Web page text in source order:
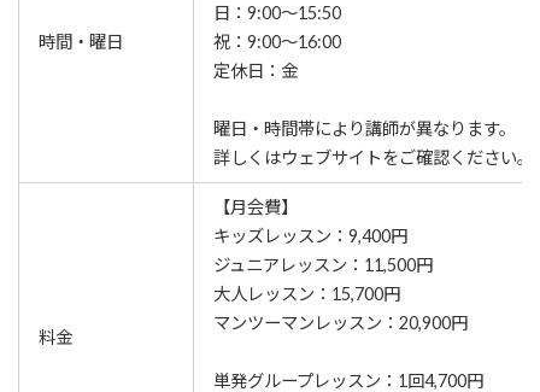
時間・曜日
日：9:00～15:50
祝：9:00～16:00
定休日：金
曜日・時間帯により講師が異なります。
詳しくはウェブサイトをご確認ください。
料金
【月会費】
キッズレッスン：9,400円
ジュニアレッスン：11,500円
大人レッスン：15,700円
マンツーマンレッスン：20,900円
単発グループレッスン：1回4,700円